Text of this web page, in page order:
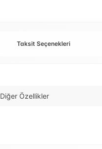
Taksit Seçenekleri
Diğer Özellikler